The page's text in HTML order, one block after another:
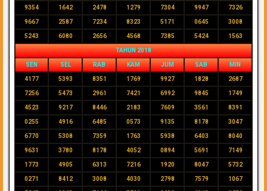
9354 1642 2478 1279 7304 9947 7326
9667 2587 7234 8323 5171 0645 3008
5243 6080 2656 4568 7385 5424 1563
TAHUN 2018
SEN SEL RAB KAM JUM SAB MIN
4177 5393 8351 1769 9927 1828 2687
7256 5473 2961 7421 6992 9845 1749
4523 9217 8446 2183 7609 3561 8391
0255 4916 6485 0573 9135 8178 3047
6770 5308 7359 1763 5938 6403 8040
9631 3780 8178 4052 0894 5691 7149
1773 4905 6313 7216 1920 8047 5732
0271 8412 3008 4030 2798 7579 1067